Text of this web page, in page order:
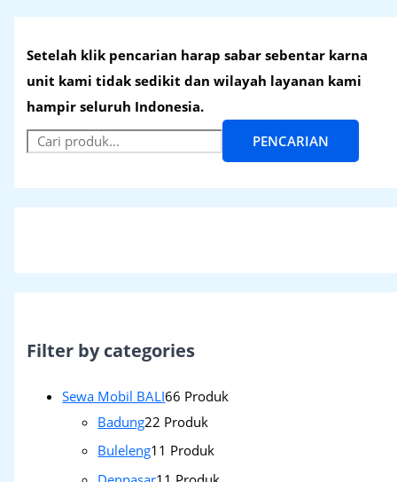
Setelah klik pencarian harap sabar sebentar karna
unit kami tidak sedikit dan wilayah layanan kami
hampir seluruh Indonesia.
PENCARIAN
Filter by categories
Sewa Mobil BALI66 Produk
Badung22 Produk
Buleleng1 1 Produk